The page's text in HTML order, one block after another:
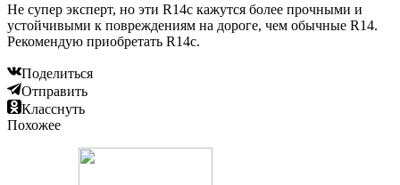
Не супер эксперт, но эти R14c кажутся более прочными и
устойчивыми к повреждениям на дороге, чем обычные R14.
Рекомендую приобретать R14c.
Поделиться
Отправить
Класснуть
Похожее